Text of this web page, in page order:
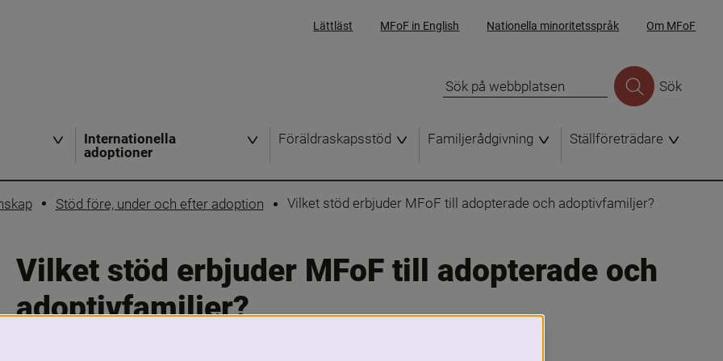
Lättläst MFoF in English Nationella minoritetsspråk Om MFoF
Sök
Internationella
adoptioner
Föräldraskapsstöd Familjerådgivning Ställföreträdare
Stöd före, under och efter adoption Vilket stöd erbjuder MFoF till adopterade och adoptivfamiljer?
Vilket stöd erbjuder MFoF till adopterade och
adoptivfamiljer?